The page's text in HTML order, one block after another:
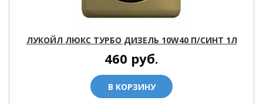
ЛУКОЙЛ ЛЮКС ТУРБО ДИЗЕЛЬ 10W40 П/СИНТ 1Л
460 руб.
В КОРЗИНУ